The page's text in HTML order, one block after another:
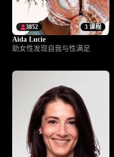
3 课程
3852
Aida Lucie
助女性发现自我与性满足